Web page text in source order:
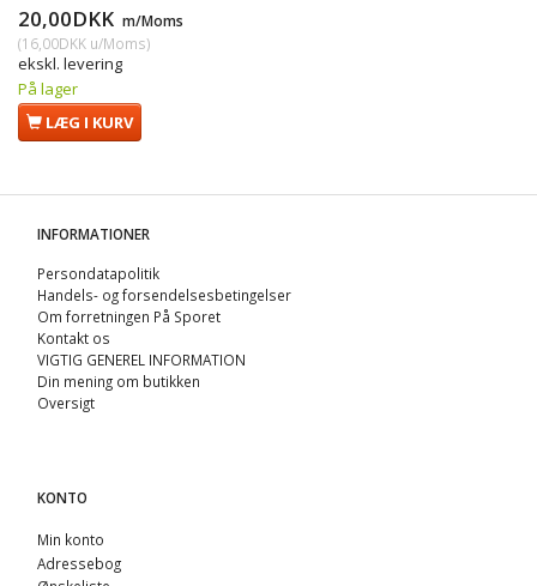
20,00DKK m/Moms
(16,00DKK u/Moms)
ekskl. levering
På lager
LÆG I KURV
INFORMATIONER
Persondatapolitik
Handels- og forsendelsesbetingelser
Om forretningen På Sporet
Kontakt os
VIGTIG GENEREL INFORMATION
Din mening om butikken
Oversigt
KONTO
Min konto
Adressebog